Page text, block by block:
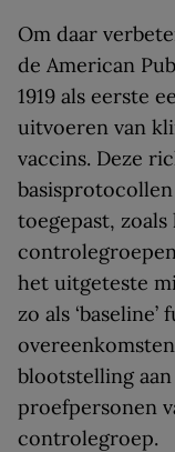
Om daar
de American
1919 als eerste
uitvoeren van
vaccins. Deze
toegepast,
het uitgeteste
zo als
blootstelling
proefpersonen
controlegroep.